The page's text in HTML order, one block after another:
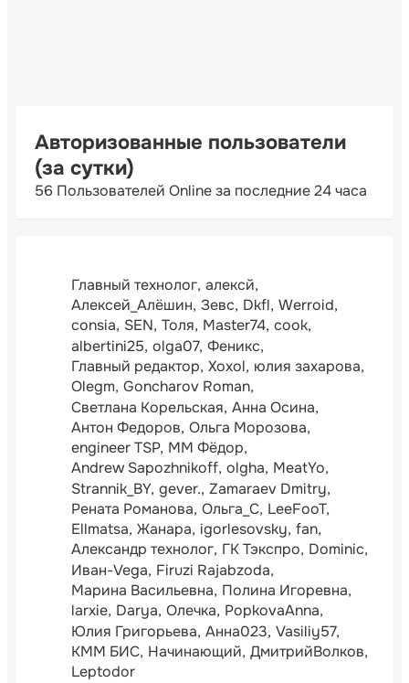
Авторизованные пользователи
(за сутки)
56 Пользователей Online за последние 24 часа
Главный технолог алексй
Алексей_Алёшин Зевс Dkfl Werroid
consia SEN Толя Master74 cook
albertini25 olga07 Феникс
Главный редактор Xoxol юлия захарова
Olegm Goncharov Roman
Светлана Корельская Анна Осина
Антон Федоров Ольга Морозова
engineer TSP ММ Фёдор
Andrew Sapozhnikoff olgha MeatYo
Strannik_BY gever. Zamaraev Dmitry
Рената Романова Ольга_С LeeFooT
Ellmatsa Жанара igorlesovsky fan
Александр технолог ГК Тэкспро Dominic
Иван-Vega Firuzi Rajabzoda
Марина Васильевна Полина Игоревна
larxie Darya Олечка PopkovaAnna
Юлия Григорьева Анна023 Vasiliy57
КММ БИС Начинающий ДмитрийВолков
Leptodor